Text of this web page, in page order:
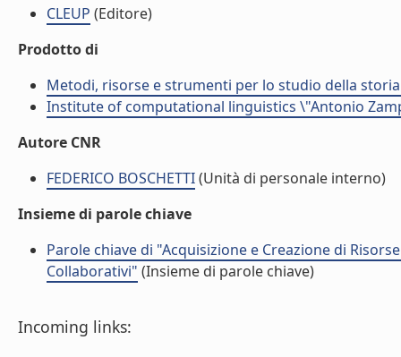
CLEUP (Editore)
Prodotto di
Metodi, risorse e strumenti per lo studio della
Institute of computational linguistics \"Antonio
Autore CNR
FEDERICO BOSCHETTI(Unità di personale interno)
Insieme di parole chiave
Parole chiave di "Acquisizione e Creazione di
Collaborativi" (Insieme di parole chiave)
Incoming links: